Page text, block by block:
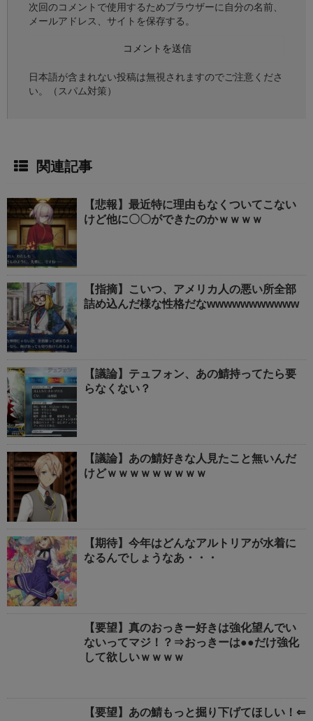
次回のコメントで使用するためブラウザーに自分の名前、
メールアドレス、サイトを保存する。
日本語が含まれない投稿は無視されますのでご注意くださ
い。（スパム対策）
関連記事
【悲報】最近特に理由もなくついてこない
けど他に〇〇ができたのかｗｗｗｗ
【指摘】こいつ、アメリカ人の悪い所全部
詰め込んだ様な性格だなwwwwwwwwwww
【議論】テュフォン、あの鯖持ってたら要
らなくない？
【議論】あの鯖好きな人見たこと無いんだ
けどｗｗｗｗｗｗｗｗｗ
【期待】今年はどんなアルトリアが水着に
なるんでしょうなあ・・・
【要望】真のおっきー好きは強化望んでい
ないってマジ！？⇒おっきーは●●だけ強化
して欲しいｗｗｗｗ
【要望】あの鯖もっと掘り下げてほしい！⇐